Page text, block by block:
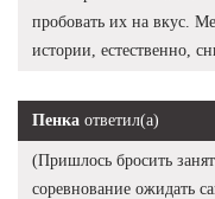
пробовать их на вкус.
истории, естественно,
Пенка ответил(а)
(Пришлось бросить
соревнование ожидать